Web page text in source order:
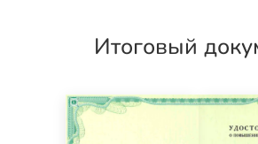
Итоговый